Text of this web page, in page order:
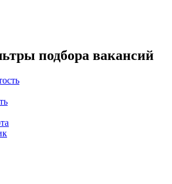
подбора вакансий